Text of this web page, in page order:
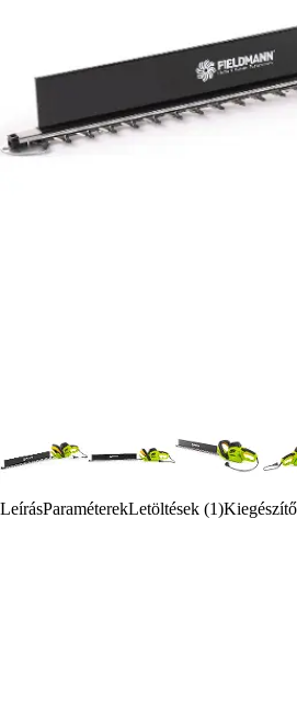
LeírásParaméterekLetöltések (1)